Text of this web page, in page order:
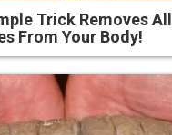
Trick Removes All
From Your Body!